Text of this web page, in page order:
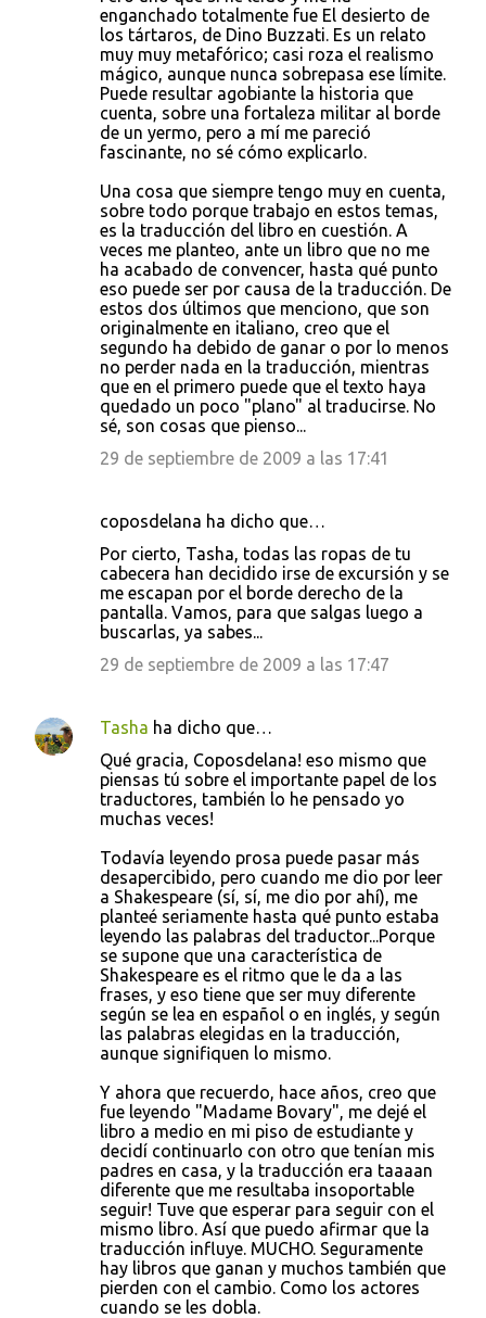
enganchado totalmente fue El desierto de
los tártaros, de Dino Buzzati. Es un relato
muy muy metafórico; casi roza el realismo
mágico, aunque nunca sobrepasa ese límite.
Puede resultar agobiante la historia que
cuenta, sobre una fortaleza militar al borde
de un yermo, pero a mí me pareció
fascinante, no sé cómo explicarlo.
Una cosa que siempre tengo muy en cuenta,
sobre todo porque trabajo en estos temas,
es la traducción del libro en cuestión. A
veces me planteo, ante un libro que no me
ha acabado de convencer, hasta qué punto
eso puede ser por causa de la traducción. De
estos dos últimos que menciono, que son
originalmente en italiano, creo que el
segundo ha debido de ganar o por lo menos
no perder nada en la traducción, mientras
que en el primero puede que el texto haya
quedado un poco "plano" al traducirse. No
sé, son cosas que pienso...
29 de septiembre de 2009 a las 17:41
coposdelana ha dicho que…
Por cierto, Tasha, todas las ropas de tu
cabecera han decidido irse de excursión y se
me escapan por el borde derecho de la
pantalla. Vamos, para que salgas luego a
buscarlas, ya sabes...
29 de septiembre de 2009 a las 17:47
Tasha ha dicho que…
Qué gracia, Coposdelana! eso mismo que
piensas tú sobre el importante papel de los
traductores, también lo he pensado yo
muchas veces!
Todavía leyendo prosa puede pasar más
desapercibido, pero cuando me dio por leer
a Shakespeare (sí, sí, me dio por ahí), me
planteé seriamente hasta qué punto estaba
leyendo las palabras del traductor...Porque
se supone que una característica de
Shakespeare es el ritmo que le da a las
frases, y eso tiene que ser muy diferente
según se lea en español o en inglés, y según
las palabras elegidas en la traducción,
aunque signifiquen lo mismo.
Y ahora que recuerdo, hace años, creo que
fue leyendo "Madame Bovary", me dejé el
libro a medio en mi piso de estudiante y
decidí continuarlo con otro que tenían mis
padres en casa, y la traducción era taaaan
diferente que me resultaba insoportable
seguir! Tuve que esperar para seguir con el
mismo libro. Así que puedo afirmar que la
traducción influye. MUCHO. Seguramente
hay libros que ganan y muchos también que
pierden con el cambio. Como los actores
cuando se les dobla.